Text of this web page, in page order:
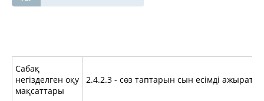
Сабақ
негізделген оқу
мақсаттары
2.4.2.3 - сөз таптарын сын есімді ажырату.